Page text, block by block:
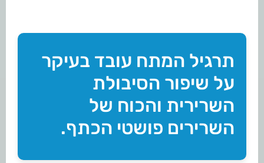
תרגיל המתח עובד בעיקר
על שיפור הסיבולת
השרירית והכוח של
השרירים פושטי הכתף.